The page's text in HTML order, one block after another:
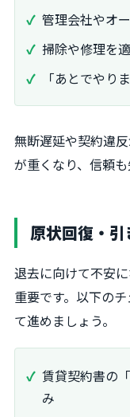
管理会社やオ
掃除や修理を
「あとでやり
無断遅延や契約違
が重くなり、信頼も
原状回復・
退去に向けて不安
重要です。以下の
て進めましょう。
賃貸契約書の
み